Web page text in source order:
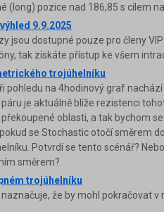
(long) pozice nad 186,85 s cílem
9.9.2025
jsou dostupné pouze pro členy
tak získáte přístup ke všem
trojúhelníku
pohledu na 4hodinový graf
je aktuálně blíže rezistenci
oblasti, a tak bychom
se Stochastic otočí směrem
Potvrdí se tento scénář?
směrem?
trojúhelníku
že by mohl pokračovat